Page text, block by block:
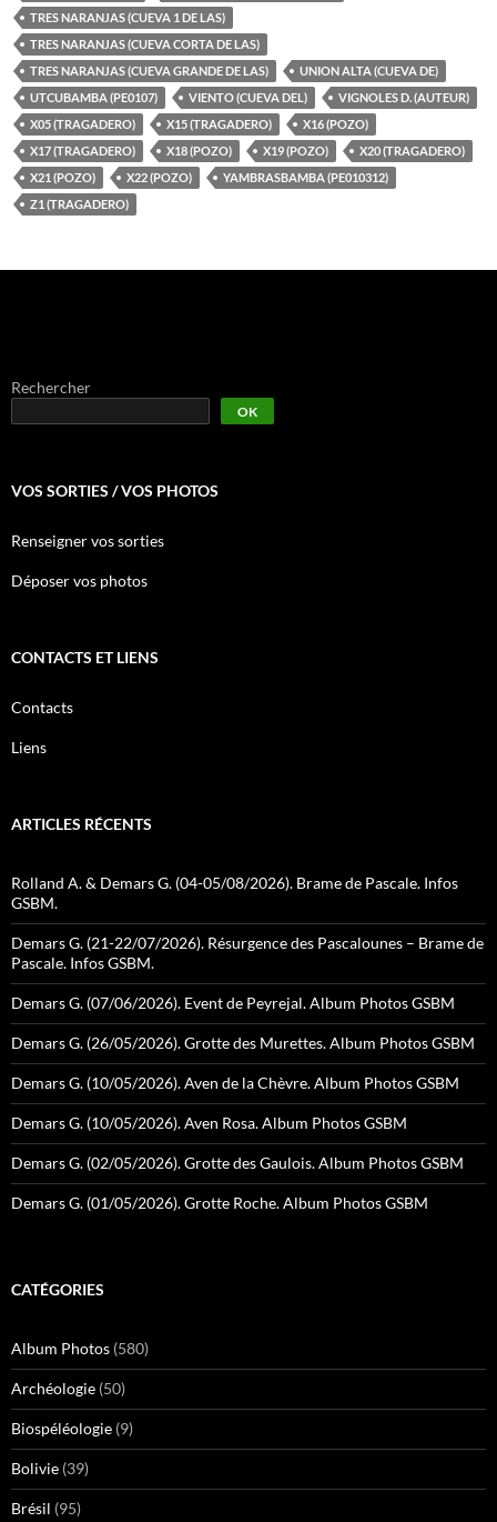
TRES NARANJAS (CUEVA 1 DE LAS)
TRES NARANJAS (CUEVA CORTA DE LAS)
TRES NARANJAS (CUEVA GRANDE DE LAS)
UNION ALTA (CUEVA DE)
UTCUBAMBA (PE0107)
VIENTO (CUEVA DEL)
VIGNOLES D. (AUTEUR)
X05 (TRAGADERO)
X15 (TRAGADERO)
X16 (POZO)
X17 (TRAGADERO)
X18 (POZO) X19 (POZO)
X20 (TRAGADERO)
X21 (POZO)
X22 (POZO)
YAMBRASBAMBA (PE010312)
Z1 (TRAGADERO)
Rechercher
OK
VOS SORTIES / VOS PHOTOS
Renseigner vos sorties
Déposer vos photos
CONTACTS ET LIENS
Contacts
Liens
ARTICLES RÉCENTS
Rolland A. & Demars G. (04-05/08/2026). Brame de Pascale. Infos
GSBM.
Demars G. (21-22/07/2026). Résurgence des Pascalounes – Brame de
Pascale. Infos GSBM.
Demars G. (07/06/2026). Event de Peyrejal. Album Photos GSBM
Demars G. (26/05/2026). Grotte des Murettes. Album Photos GSBM
Demars G. (10/05/2026). Aven de la Chèvre. Album Photos GSBM
Demars G. (10/05/2026). Aven Rosa. Album Photos GSBM
Demars G. (02/05/2026). Grotte des Gaulois. Album Photos GSBM
Demars G. (01/05/2026). Grotte Roche. Album Photos GSBM
CATÉGORIES
Album Photos (580)
Archéologie (50)
Biospéléologie (9)
Bolivie (39)
Brésil (95)